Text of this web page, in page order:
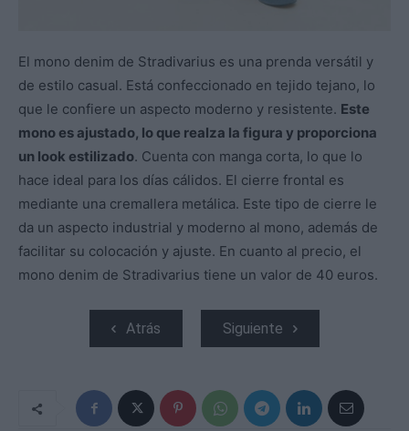
El mono denim de Stradivarius es una prenda versátil y
de estilo casual. Está confeccionado en tejido tejano, lo
que le confiere un aspecto moderno y resistente. Este
mono es ajustado, lo que realza la figura y proporciona
un look estilizado. Cuenta con manga corta, lo que lo
hace ideal para los días cálidos. El cierre frontal es
mediante una cremallera metálica. Este tipo de cierre le
da un aspecto industrial y moderno al mono, además de
facilitar su colocación y ajuste. En cuanto al precio, el
mono denim de Stradivarius tiene un valor de 40 euros.
Atrás Siguiente